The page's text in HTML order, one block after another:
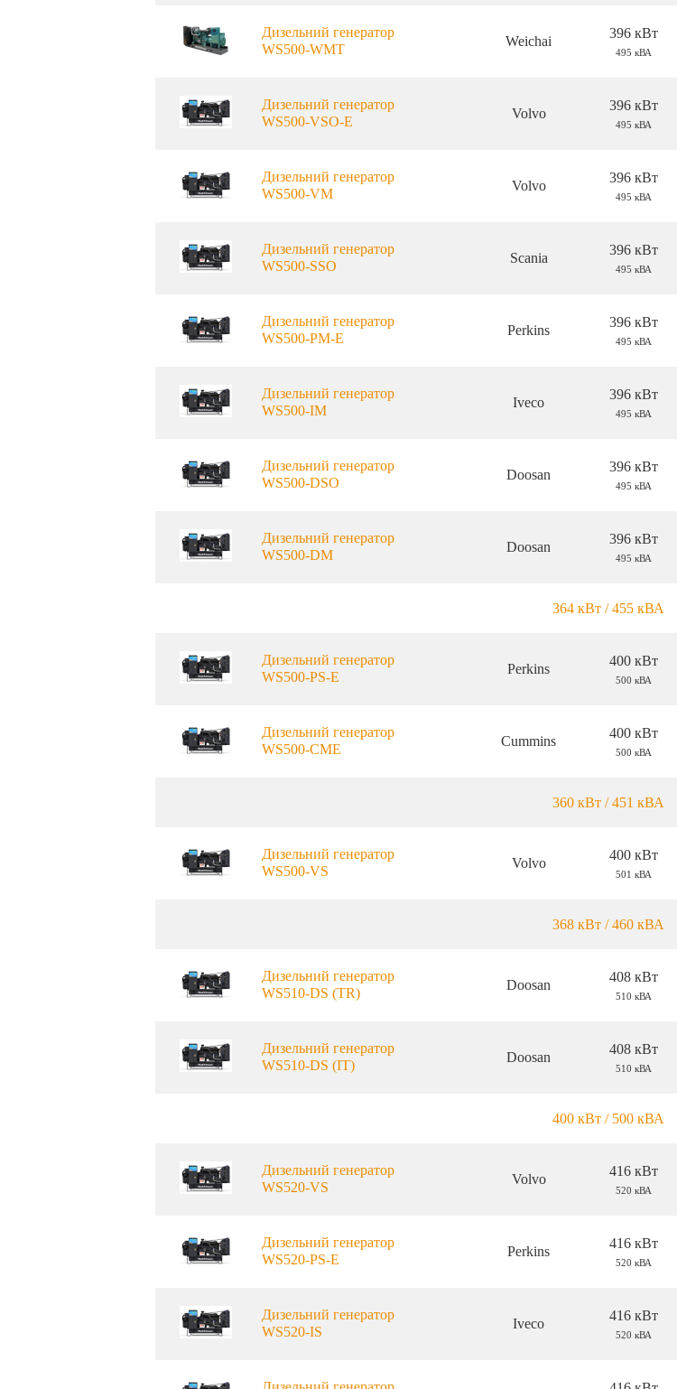
Дизельний генератор
WS500-WMT
Weichai
396 кВт
495 кВА
Дизельний генератор
WS500-VSO-E
Volvo
396 кВт
495 кВА
Дизельний генератор
WS500-VM
Volvo
396 кВт
495 кВА
Дизельний генератор
WS500-SSO
Scania
396 кВт
495 кВА
Дизельний генератор
WS500-PM-E
Perkins
396 кВт
495 кВА
Дизельний генератор
WS500-IM
Iveco
396 кВт
495 кВА
Дизельний генератор
WS500-DSO
Doosan
396 кВт
495 кВА
Дизельний генератор
WS500-DM
Doosan
396 кВт
495 кВА
364 кВт / 455 кВА
Дизельний генератор
WS500-PS-E
Perkins
400 кВт
500 кВА
Дизельний генератор
WS500-CME
Cummins
400 кВт
500 кВА
360 кВт / 451 кВА
Дизельний генератор
WS500-VS
Volvo
400 кВт
501 кВА
368 кВт / 460 кВА
Дизельний генератор
WS510-DS (TR)
Doosan
408 кВт
510 кВА
Дизельний генератор
WS510-DS (IT)
Doosan
408 кВт
510 кВА
400 кВт / 500 кВА
Дизельний генератор
WS520-VS
Volvo
416 кВт
520 кВА
Дизельний генератор
WS520-PS-E
Perkins
416 кВт
520 кВА
Дизельний генератор
WS520-IS
Iveco
416 кВт
520 кВА